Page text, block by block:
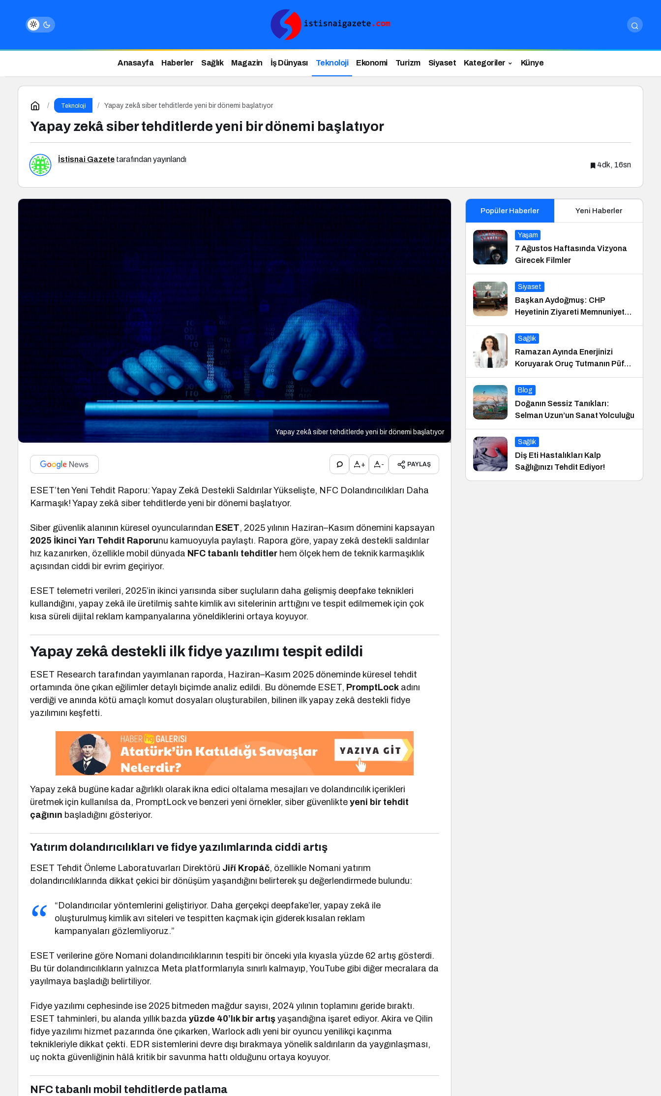
Anasayfa Haberler Sağlık Magazin İş Dünyası Teknoloji Ekonomi Turizm Siyaset Kategoriler Künye
Teknoloji Yapay zekâ siber tehditlerde yeni bir dönemi başlatıyor
Yapay zekâ siber tehditlerde yeni bir dönemi başlatıyor
İstisnai Gazete tarafından yayınlandı
4dk, 16sn
Yapay zekâ siber tehditlerde yeni bir dönemi başlatıyor
+ - PAYLAŞ
ESET’ten Yeni Tehdit Raporu: Yapay Zekâ Destekli Saldırılar Yükselişte, NFC Dolandırıcılıkları Daha
Karmaşık! Yapay zekâ siber tehditlerde yeni bir dönemi başlatıyor.
Siber güvenlik alanının küresel oyuncularından ESET, 2025 yılının Haziran–Kasım dönemini kapsayan
2025 İkinci Yarı Tehdit Raporunu kamuoyuyla paylaştı. Rapora göre, yapay zekâ destekli saldırılar
hız kazanırken, özellikle mobil dünyada NFC tabanlı tehditler hem ölçek hem de teknik karmaşıklık
açısından ciddi bir evrim geçiriyor.
ESET telemetri verileri, 2025’in ikinci yarısında siber suçluların daha gelişmiş deepfake teknikleri
kullandığını, yapay zekâ ile üretilmiş sahte kimlik avı sitelerinin arttığını ve tespit edilmemek için çok
kısa süreli dijital reklam kampanyalarına yöneldiklerini ortaya koyuyor.
Yapay zekâ destekli ilk fidye yazılımı tespit edildi
ESET Research tarafından yayımlanan raporda, Haziran–Kasım 2025 döneminde küresel tehdit
ortamında öne çıkan eğilimler detaylı biçimde analiz edildi. Bu dönemde ESET, PromptLock adını
verdiği ve anında kötü amaçlı komut dosyaları oluşturabilen, bilinen ilk yapay zekâ destekli fidye
yazılımını keşfetti.
Yapay zekâ bugüne kadar ağırlıklı olarak ikna edici oltalama mesajları ve dolandırıcılık içerikleri
üretmek için kullanılsa da, PromptLock ve benzeri yeni örnekler, siber güvenlikteyeni bir tehdit
çağının başladığını gösteriyor.
Yatırım dolandırıcılıkları ve fidye yazılımlarında ciddi artış
ESET Tehdit Önleme Laboratuvarları Direktörü Jiří Kropáč, özellikle Nomani yatırım
dolandırıcılıklarında dikkat çekici bir dönüşüm yaşandığını belirterek şu değerlendirmede bulundu:
“Dolandırıcılar yöntemlerini geliştiriyor. Daha gerçekçi deepfake’ler, yapay zekâ ile
oluşturulmuş kimlik avı siteleri ve tespitten kaçmak için giderek kısalan reklam
kampanyaları gözlemliyoruz.”
ESET verilerine göre Nomani dolandırıcılıklarının tespiti bir önceki yıla kıyasla yüzde 62 artış gösterdi.
Bu tür dolandırıcılıkların yalnızca Meta platformlarıyla sınırlı kalmayıp, YouTube gibi diğer mecralara da
yayılmaya başladığı belirtiliyor.
Fidye yazılımı cephesinde ise 2025 bitmeden mağdur sayısı, 2024 yılının toplamını geride bıraktı.
ESET tahminleri, bu alanda yıllık bazdayüzde 40’lık bir artış yaşandığına işaret ediyor. Akira ve Qilin
fidye yazılımı hizmet pazarında öne çıkarken, Warlock adlı yeni bir oyuncu yenilikçi kaçınma
teknikleriyle dikkat çekti. EDR sistemlerini devre dışı bırakmaya yönelik saldırıların da yaygınlaşması,
uç nokta güvenliğinin hâlâ kritik bir savunma hattı olduğunu ortaya koyuyor.
NFC tabanlı mobil tehditlerde patlama
Popüler Haberler Yeni Haberler
Yaşam
7 Ağustos Haftasında Vizyona
Girecek Filmler
Siyaset
Başkan Aydoğmuş: CHP
Heyetinin Ziyareti Memnuniyet
Verici
Sağlık
Ramazan Ayında Enerjinizi
Koruyarak Oruç Tutmanın Püf
Noktaları
Blog
Doğanın Sessiz Tanıkları:
Selman Uzun’un Sanat Yolculuğu
Sağlık
Diş Eti Hastalıkları Kalp
Sağlığınızı Tehdit Ediyor!